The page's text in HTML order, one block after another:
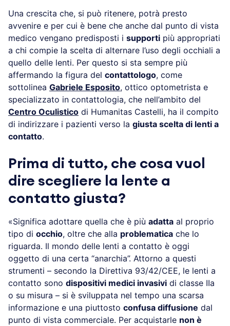
Una crescita che, si può ritenere, potrà presto
avvenire e per cui è bene che anche dal punto di vista
medico vengano predisposti i supporti più appropriati
a chi compie la scelta di alternare l’uso degli occhiali a
quello delle lenti. Per questo si sta sempre più
affermando la figura del contattologo, come
sottolinea Gabriele Esposito, ottico optometrista e
specializzato in contattologia, che nell’ambito del
Centro Oculistico di Humanitas Castelli, ha il compito
di indirizzare i pazienti verso la giusta scelta di lenti a
contatto.
Prima di tutto, che cosa vuol
dire scegliere la lente a
contatto giusta?
«Significa adottare quella che è più adatta al proprio
tipo di occhio, oltre che alla problematica che lo
riguarda. Il mondo delle lenti a contatto è oggi
oggetto di una certa “anarchia”. Attorno a questi
strumenti – secondo la Direttiva 93/42/CEE, le lenti a
contatto sono dispositivi medici invasivi di classe IIa
o su misura – si è sviluppata nel tempo una scarsa
informazione e una piuttosto confusa diffusione dal
punto di vista commerciale. Per acquistarle non è